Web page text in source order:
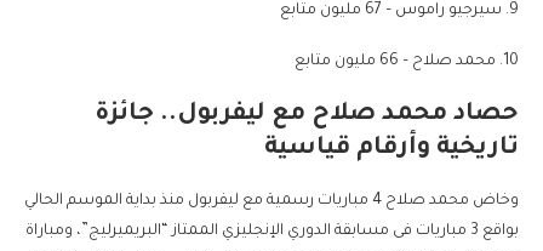
9. سيرجيو راموس – 67 مليون متابع
10. محمد صلاح – 66 مليون متابع
حصاد محمد صلاح مع ليفربول.. جائزة
تاريخية وأرقام قياسية
وخاض محمد صلاح 4 مباريات رسمية مع ليفربول منذ بداية الموسم الحالي
بواقع 3 مباريات فى مسابقة الدوري الإنجليزي الممتاز “البريميرليج”، ومباراة